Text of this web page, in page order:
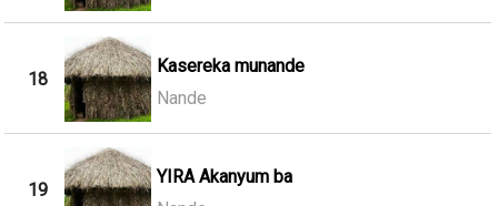
18
Kasereka munande
Nande
19
YIRA Akanyum ba